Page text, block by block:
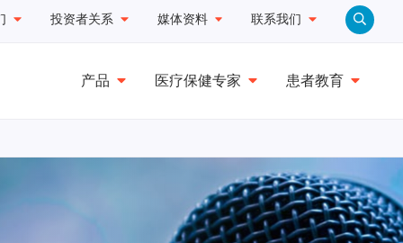
投资者关系 媒体资料 联系我们
产品 医疗保健专家 患者教育